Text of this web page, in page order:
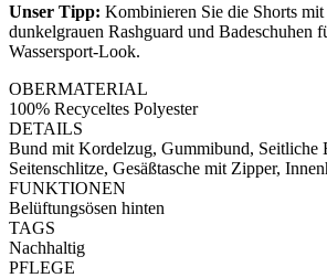
Unser Tipp: Kombinieren Sie die Shorts
dunkelgrauen Rashguard und Badeschuhen
Wassersport-Look.
OBERMATERIAL
100% Recyceltes Polyester
DETAILS
Bund mit Kordelzug, Gummibund, Seitliche
Seitenschlitze, Gesäßtasche mit Zipper,
FUNKTIONEN
Belüftungsösen hinten
TAGS
Nachhaltig
PFLEGE